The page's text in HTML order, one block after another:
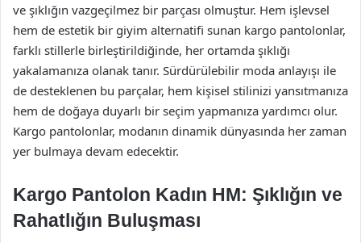
ve şıklığın vazgeçilmez bir parçası olmuştur. Hem işlevsel
hem de estetik bir giyim alternatifi sunan kargo pantolonlar,
farklı stillerle birleştirildiğinde, her ortamda şıklığı
yakalamanıza olanak tanır. Sürdürülebilir moda anlayışı ile
de desteklenen bu parçalar, hem kişisel stilinizi yansıtmanıza
hem de doğaya duyarlı bir seçim yapmanıza yardımcı olur.
Kargo pantolonlar, modanın dinamik dünyasında her zaman
yer bulmaya devam edecektir.
Kargo Pantolon Kadın HM: Şıklığın ve
Rahatlığın Buluşması